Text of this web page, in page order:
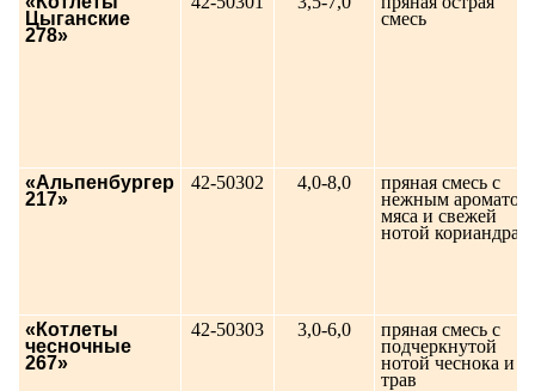
Цыганские
278»
смесь
«Альпенбургер
217»
42-50302 4,0-8,0
пряная смесь с
нежным ароматом
мяса и свежей
нотой кориандра
«Котлеты
чесночные
267»
42-50303 3,0-6,0
пряная смесь с
подчеркнутой
нотой чеснока и
трав